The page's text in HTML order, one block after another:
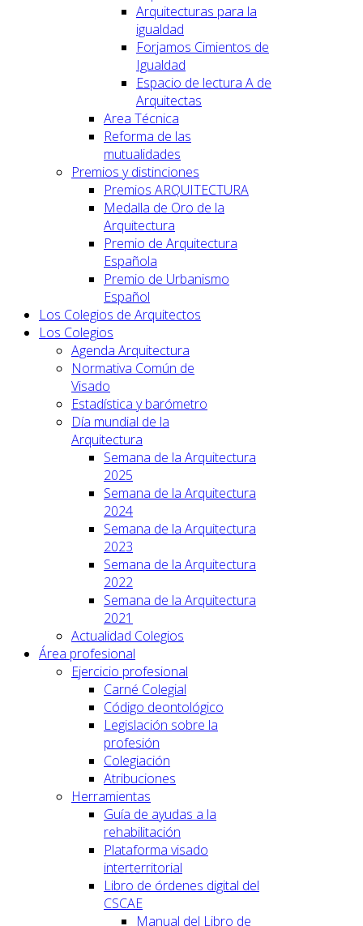
Arquitecturas para la
igualdad
Forjamos Cimientos de
Igualdad
Espacio de lectura A de
Arquitectas
Area Técnica
Reforma de las
mutualidades
Premios y distinciones
Premios ARQUITECTURA
Medalla de Oro de la
Arquitectura
Premio de Arquitectura
Española
Premio de Urbanismo
Español
Los Colegios de Arquitectos
Los Colegios
Agenda Arquitectura
Normativa Común de
Visado
Estadística y barómetro
Día mundial de la
Arquitectura
Semana de la Arquitectura
2025
Semana de la Arquitectura
2024
Semana de la Arquitectura
2023
Semana de la Arquitectura
2022
Semana de la Arquitectura
2021
Actualidad Colegios
Área profesional
Ejercicio profesional
Carné Colegial
Código deontológico
Legislación sobre la
profesión
Colegiación
Atribuciones
Herramientas
Guía de ayudas a la
rehabilitación
Plataforma visado
interterritorial
Libro de órdenes digital del
CSCAE
Manual del Libro de